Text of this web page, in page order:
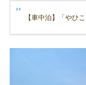
【車中泊】「やひ